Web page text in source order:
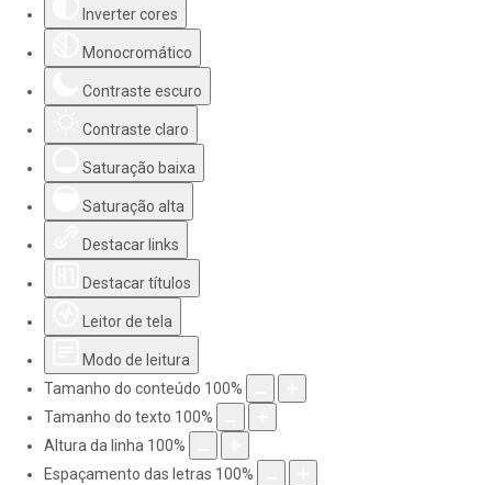
Inverter cores
Monocromático
Contraste escuro
Contraste claro
Saturação baixa
Saturação alta
Destacar links
Destacar títulos
Leitor de tela
Modo de leitura
Tamanho do conteúdo 100%
Tamanho do texto 100%
Altura da linha 100%
Espaçamento das letras 100%